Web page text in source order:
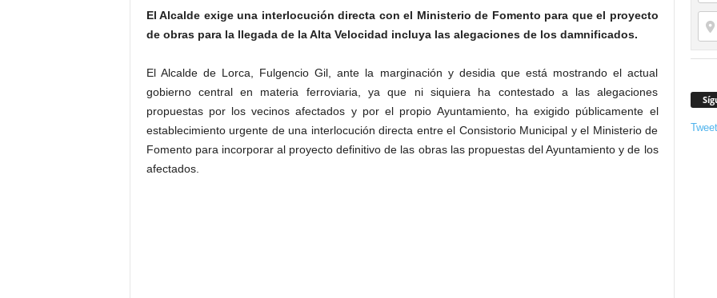
El Alcalde exige una interlocución directa con el Ministerio de Fomento para que el proyecto
de obras para la llegada de la Alta Velocidad incluya las alegaciones de los damnificados.
El Alcalde de Lorca, Fulgencio Gil, ante la marginación y desidia que está mostrando el actual
gobierno central en materia ferroviaria, ya que ni siquiera ha contestado a las alegaciones
propuestas por los vecinos afectados y por el propio Ayuntamiento, ha exigido públicamente el
establecimiento urgente de una interlocución directa entre el Consistorio Municipal y el Ministerio de
Fomento para incorporar al proyecto definitivo de las obras las propuestas del Ayuntamiento y de los
afectados.